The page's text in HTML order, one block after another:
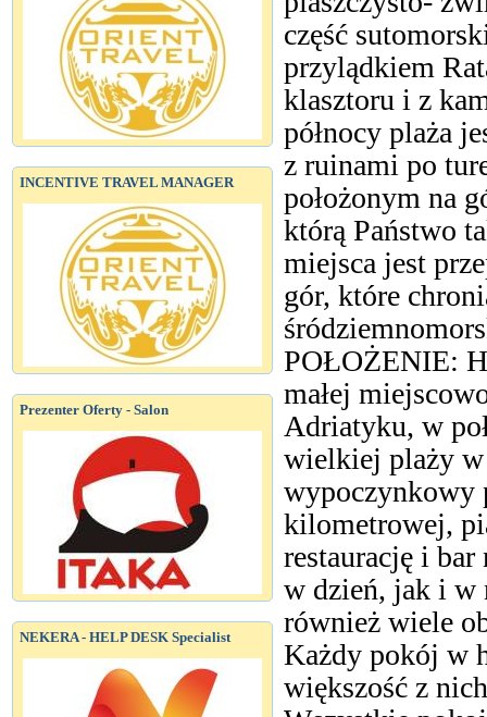
INCENTIVE TRAVEL MANAGER
Prezenter Oferty - Salon
NEKERA - HELP DESK Specialist
część
przylądkiem
klasztoru i z
północy plaża
z ruinami po
położonym na
którą Państwo
miejsca jest
gór, które
POŁOŻENIE:
małej
Adriatyku, w
wielkiej plaży w
wypoczynkowy
kilometrowej,
restaurację i
w dzień, jak i w
również wiele
Każdy pokój w
większość z